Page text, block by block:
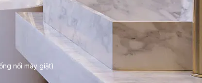
nối máy giặt)